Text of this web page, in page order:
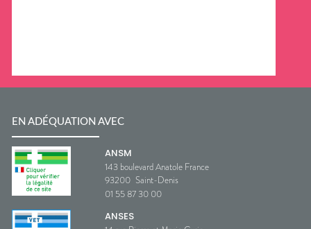
EN ADÉQUATION AVEC
ANSM
143 boulevard Anatole France
93200 Saint-Denis
01 55 87 30 00
ANSES